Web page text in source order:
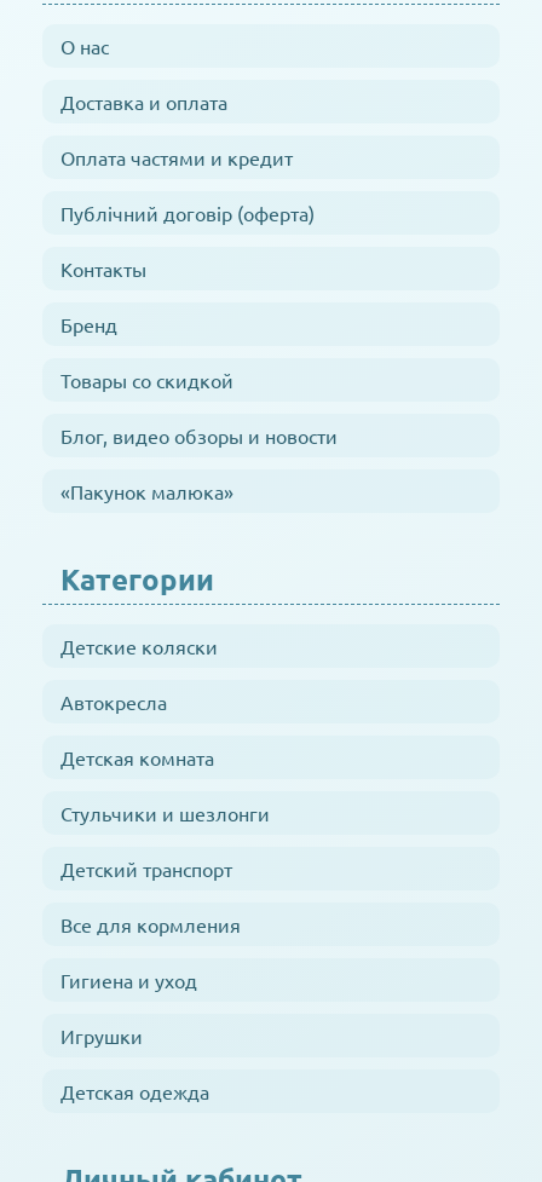
О нас
Доставка и оплата
Оплата частями и кредит
Публічний договір (оферта)
Контакты
Бренд
Товары со скидкой
Блог, видео обзоры и новости
«Пакунок малюка»
Категории
Детские коляски
Автокресла
Детская комната
Стульчики и шезлонги
Детский транспорт
Все для кормления
Гигиена и уход
Игрушки
Детская одежда